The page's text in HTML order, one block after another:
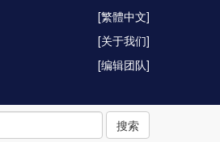
[繁體中文]
[关于我们]
[编辑团队]
搜索